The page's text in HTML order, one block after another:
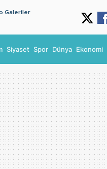
Galeriler
Siyaset Spor Dünya Ekonomi